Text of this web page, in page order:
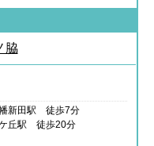
脇
新田駅 徒歩7分
丘駅 徒歩20分